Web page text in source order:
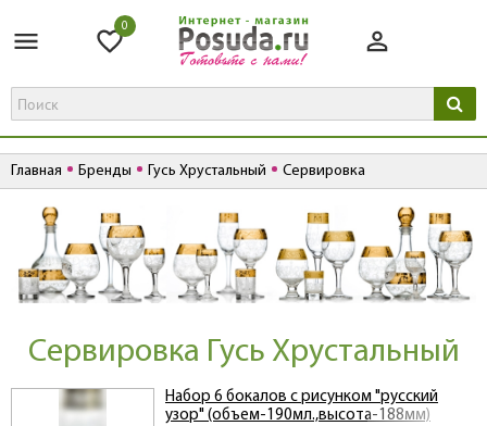
0
Главная Бренды Гусь Хрустальный Сервировка
Сервировка Гусь Хрустальный
Набор 6 бокалов с рисунком "русский
узор" (объем-190мл.,высота-188мм)